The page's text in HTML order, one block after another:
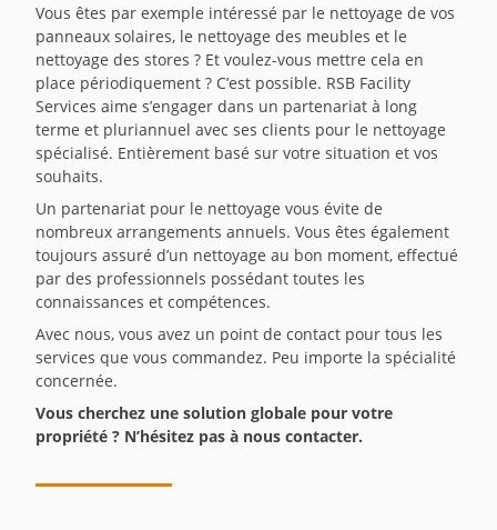
Vous êtes par exemple intéressé par le nettoyage de vos
panneaux solaires, le nettoyage des meubles et le
nettoyage des stores ? Et voulez-vous mettre cela en
place périodiquement ? C’est possible. RSB Facility
Services aime s’engager dans un partenariat à long
terme et pluriannuel avec ses clients pour le nettoyage
spécialisé. Entièrement basé sur votre situation et vos
souhaits.
Un partenariat pour le nettoyage vous évite de
nombreux arrangements annuels. Vous êtes également
toujours assuré d’un nettoyage au bon moment, effectué
par des professionnels possédant toutes les
connaissances et compétences.
Avec nous, vous avez un point de contact pour tous les
services que vous commandez. Peu importe la spécialité
concernée.
Vous cherchez une solution globale pour votre
propriété ? N’hésitez pas à nous contacter.